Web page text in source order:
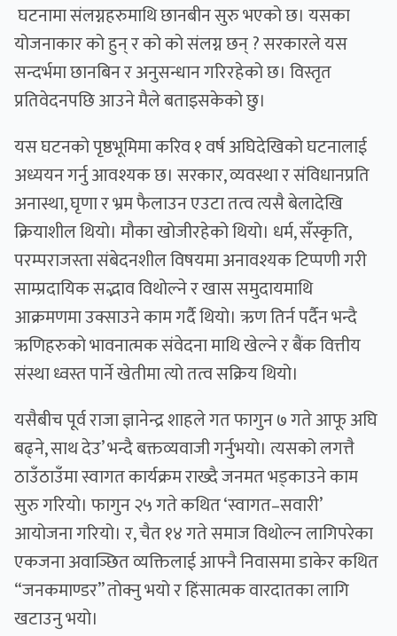
घटनामा संलग्नहरुमाथि छानबीन सुरु भएको छ। यसका
योजनाकार को हुन् र को को संलग्न छन् ? सरकारले यस
सन्दर्भमा छानबिन र अनुसन्धान गरिरहेको छ। विस्तृत
प्रतिवेदनपछि आउने मैले बताइसकेको छु।
यस घटनको पृष्ठभूमिमा करिव १ वर्ष अघिदेखिको घटनालाई
अध्ययन गर्नु आवश्यक छ। सरकार, व्यवस्था र संविधानप्रति
अनास्था, घृणा र भ्रम फैलाउन एउटा तत्व त्यसै बेलादेखि
क्रियाशील थियो। मौका खोजीरहेको थियो। धर्म, सँस्कृति,
परम्पराजस्ता संबेदनशील विषयमा अनावश्यक टिप्पणी गरी
साम्प्रदायिक सद्भाव विथोल्ने र खास समुदायमाथि
आक्रमणमा उक्साउने काम गर्दै थियो। ऋण तिर्न पर्दैन भन्दै
ऋणिहरुको भावनात्मक संवेदना माथि खेल्ने र बैंक वित्तीय
संस्था ध्वस्त पार्ने खेतीमा त्यो तत्व सक्रिय थियो।
यसैबीच पूर्व राजा ज्ञानेन्द्र शाहले गत फागुन ७ गते आफू अघि
बढ्ने, साथ देउ’ भन्दै बक्तव्यवाजी गर्नुभयो। त्यसको लगत्तै
ठाउँठाउँमा स्वागत कार्यक्रम राख्दै जनमत भड्काउने काम
सुरु गरियो। फागुन २५ गते कथित ‘स्वागत–सवारी’
आयोजना गरियो। र, चैत १४ गते समाज विथोल्न लागिपरेका
एकजना अवाञ्छित व्यक्तिलाई आफ्नै निवासमा डाकेर कथित
“जनकमाण्डर” तोक्नु भयो र हिंसात्मक वारदातका लागि
खटाउनु भयो।